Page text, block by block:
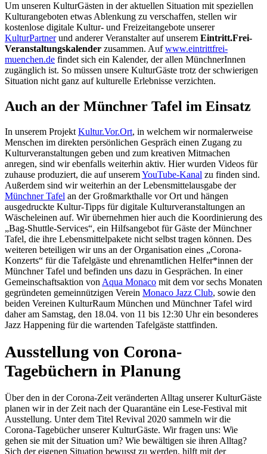
Um unseren KulturGästen in der aktuellen Situation mit speziellen
Kulturangeboten etwas Ablenkung zu verschaffen, stellen wir
kostenlose digitale Kultur- und Freizeitangebote unserer
KulturPartnerund anderer Veranstalter auf unserem Eintritt.Frei-
Veranstaltungskalender zusammen. Aufwww.eintrittfrei-
muenchen.de findet sich ein Kalender, der allen MünchnerInnen
zugänglich ist. So müssen unsere KulturGäste trotz der schwierigen
Situation nicht ganz auf kulturelle Erlebnisse verzichten.
Auch an der Münchner Tafel im Einsatz
In unserem Projekt Kultur.Vor.Ort, in welchem wir normalerweise
Menschen im direkten persönlichen Gespräch einen Zugang zu
Kulturveranstaltungen geben und zum kreativen Mitmachen
anregen, sind wir ebenfalls weiterhin aktiv. Hier wurden Videos für
zuhause produziert, die auf unseremYouTube-Kanal zu finden sind.
Außerdem sind wir weiterhin an der Lebensmittelausgabe der
Münchner Tafel an der Großmarkthalle vor Ort und hängen
ausgedruckte Kultur-Tipps für digitale Kulturveranstaltungen an
Wäscheleinen auf. Wir übernehmen hier auch die Koordinierung des
„Bag-Shuttle-Services“, ein Hilfsangebot für Gäste der Münchner
Tafel, die ihre Lebensmittelpakete nicht selbst tragen können. Des
weiteren beteiligen wir uns an der Organisation eines „Corona-
Konzerts“ für die Tafelgäste und ehrenamtlichen Helfer*innen der
Münchner Tafel und befinden uns dazu in Gesprächen. In einer
Gemeinschaftsaktion von Aqua Monaco mit dem vor sechs Monaten
gegründeten gemeinnützigen Verein Monaco Jazz Club, sowie den
beiden Vereinen KulturRaum München und Münchner Tafel wird
daher am Samstag, den 18.04. von 11 bis 12:30 Uhr ein besonderes
Jazz Happening für die wartenden Tafelgäste stattfinden.
Ausstellung von Corona-
Tagebüchern in Planung
Über den in der Corona-Zeit veränderten Alltag unserer KulturGäste
planen wir in der Zeit nach der Quarantäne ein Lese-Festival mit
Ausstellung. Unter dem Titel Revival 2020 sammeln wir die
Corona-Tagebücher unserer KulturGäste. Wir fragen uns: Wie
gehen sie mit der Situation um? Wie bewältigen sie ihren Alltag?
Sich der eigenen Situation bewusst zu werden, hilft mit der